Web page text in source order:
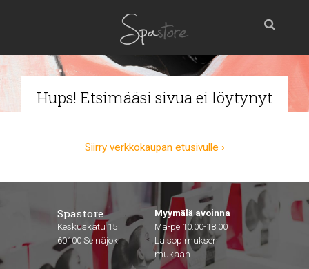
Hups! Etsimääsi sivua ei löytynyt
Siirry verkkokaupan etusivulle ›
Spastore
Keskuskatu 15
60100 Seinäjoki
Myymälä avoinna
Ma-pe 10.00-18.00
La sopimuksen
mukaan